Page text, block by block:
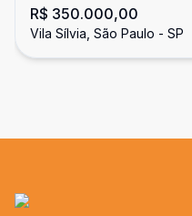
R$ 350.000,00
Vila Sílvia, São Paulo - SP